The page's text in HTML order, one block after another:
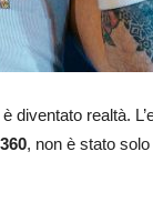
è diventato realtà.
, non è stato